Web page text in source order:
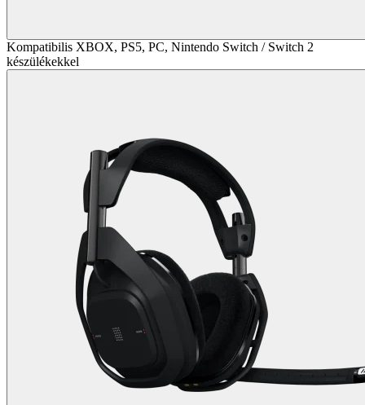
Kompatibilis XBOX, PS5, PC, Nintendo Switch / Switch 2
készülékekkel